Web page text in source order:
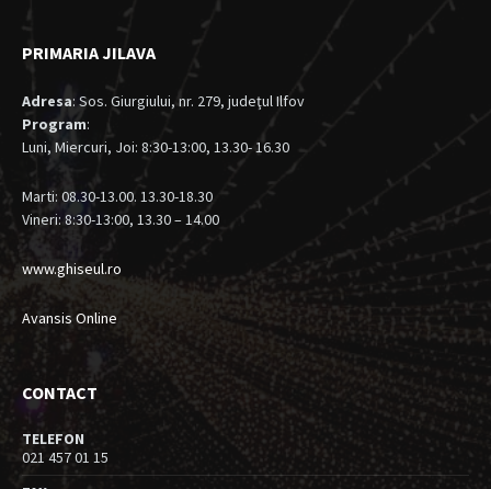
PRIMARIA JILAVA
Adresa: Sos. Giurgiului, nr. 279, judeţul Ilfov
Program:
Luni, Miercuri, Joi: 8:30-13:00, 13.30- 16.30
Marti: 08.30-13.00. 13.30-18.30
Vineri: 8:30-13:00, 13.30 – 14.00
www.ghiseul.ro
Avansis Online
CONTACT
TELEFON
021 457 01 15